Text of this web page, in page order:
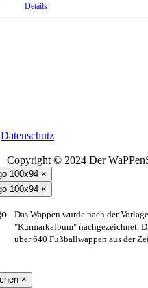
Details
Datenschutz
Copyright © 2024 Der
×
×
Das Wappen wurde nach der
"Kurmarkalbum" nachgezeichnet.
über 640 Fußballwappen aus der
×